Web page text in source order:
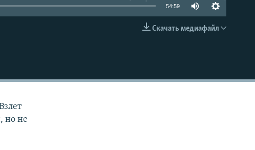
EMBED
54:59
Скачать медиафайл
но не